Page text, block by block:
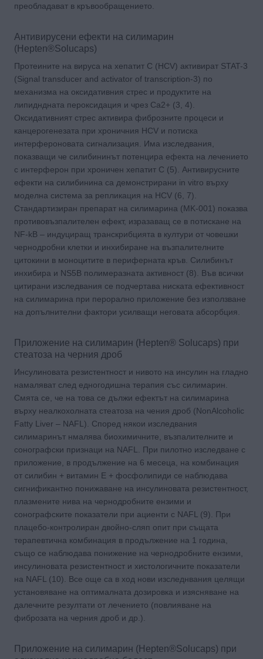
преобладават в кръвообращението.
Антивирусени ефекти на силимарин
(Hepten®Solucaps)
Протеините на вируса на хепатит C (HCV) активират STAT-3
(Signal transducer and activator of transcription-3) по
механизма на оксидативния стрес и продуктите на
липидндната пероксидация и чрез Ca2+ (3, 4).
Оксидативният стрес активира фиброзните процеси и
канцерогенезата при хроничния HCV и потиска
интерфероновата сигнализация. Има изследвания,
показващи че силибининът потенцира ефекта на лечението
с интерферон при хроничен хепатит C (5). Антивирусните
ефекти на силибинина са демонстрирани in vitro върху
моделна система за репликация на HCV (6, 7).
Стандартизиран препарат на силимарина (MK-001) показва
противовъзпалителен ефект, изразаващ се в потискане на
NF-kB – индуциращ транскрибцията в култури от човешки
чернодробни клетки и инхибиране на възпалителните
цитокини в моноцитите в периферната кръв. Силибинът
инхибира и NS5B полимеразната активност (8). Във всички
цитирани изследвания се подчертава ниската ефективност
на силимарина при перорално приложение без използване
на допълнителни фактори усилващи неговата абсорбция.
Приложение на силимарин (Hepten® Solucaps) при
стеатоза на черния дроб
Инсулиновата резистентност и нивото на инсулин на гладно
намаляват след едногодишна терапия със силимарин.
Смята се, че на това се дължи ефектът на силимарина
върху неалкохолната стеатоза на чения дроб (NonAlcoholic
Fatty Liver – NAFL). Според някои изследвания
силимаринът нмалява биохимичните, възпалителните и
сонографски признаци на NAFL. При пилотно изследване с
приложение, в продължение на 6 месеца, на комбинация
от силибин + витамин E + фосфолипиди се наблюдава
сигнификантно понижаване на инсулиновата резистентност,
плазмените нива на чернодробните ензими и
сонографските показатели при ациенти с NAFL (9). При
плацебо-контролиран двойно-сляп опит при същата
терапевтична комбинация в продължение на 1 година,
също се наблюдава понижение на чернодробните ензими,
инсулиновата резистентност и хистологичните показатели
на NAFL (10). Все още са в ход нови изследнвания целящи
установяване на оптималната дозировка и изясняване на
далечните резултати от лечението (повлияване на
фиброзата на черния дроб и др.).
Приложение на силимарин (Hepten®Solucaps) при